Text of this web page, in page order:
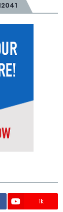
1k